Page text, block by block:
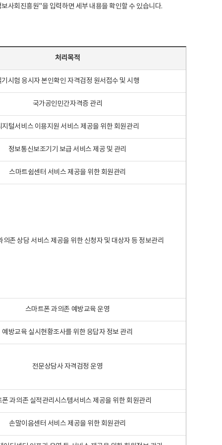
회진흥원"을 입력하면 세부 내용을 확인할 수 있습니다.
처리목적
기시험 응시자 본인확인 자격검정 원서접수 및 시행
국가공인민간자격증 관리
지털서비스 이용지원 서비스 제공을 위한 회원관리
정보통신보조기기 보급 서비스 제공 및 관리
스마트쉼센터 서비스 제공을 위한 회원관리
의존 상담 서비스 제공을 위한 신청자 및 대상자 등 정보관리
스마트폰 과의존 예방교육 운영
예방교육 실시현황조사를 위한 응답자 정보 관리
전문상담사 자격검정 운영
폰 과의존 실적관리시스템서비스 제공을 위한 회원관리
손말이음센터 서비스 제공을 위한 회원관리